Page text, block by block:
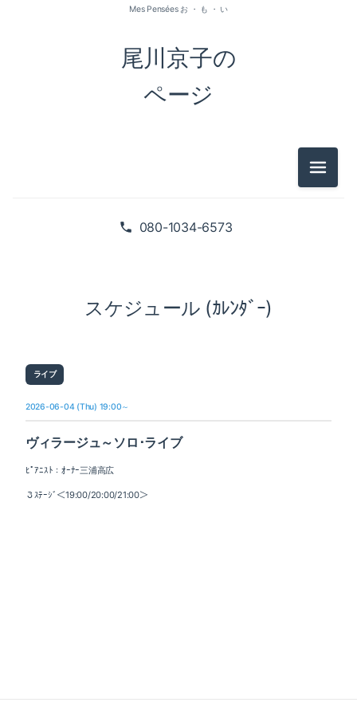
080-1034-6573
尾川京子の
ページ
Mes Pensées お ・ も ・ い
メニュ
スケジュール (ｶﾚﾝﾀﾞｰ)
ライブ
2026-06-04 (Thu) 19:00～
ヴィラージュ～ソロ･ライブ
ﾋﾟｱﾆｽﾄ：ｵｰﾅｰ三浦高広
３ｽﾃｰｼﾞ＜19:00/20:00/21:00＞